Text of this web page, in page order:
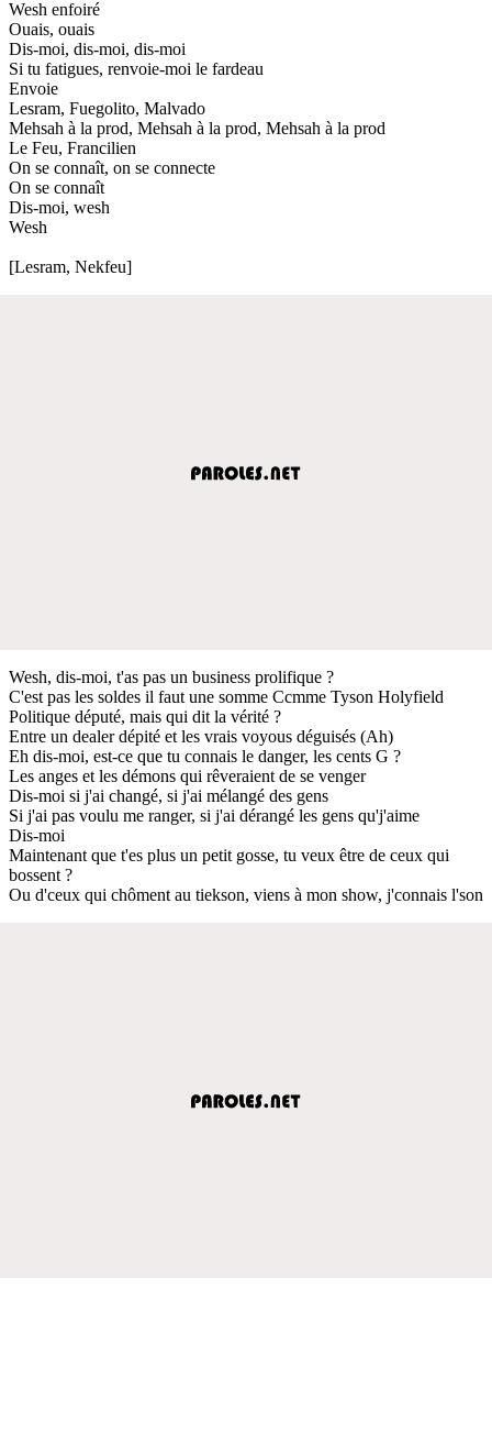
Wesh enfoiré
Ouais, ouais
Dis-moi, dis-moi, dis-moi
Si tu fatigues, renvoie-moi le fardeau
Envoie
Lesram, Fuegolito, Malvado
Mehsah à la prod, Mehsah à la prod, Mehsah à la prod
Le Feu, Francilien
On se connaît, on se connecte
On se connaît
Dis-moi, wesh
Wesh
[Lesram, Nekfeu]
Wesh, dis-moi, t'as pas un business prolifique ?
C'est pas les soldes il faut une somme Ccmme Tyson Holyfield
Politique député, mais qui dit la vérité ?
Entre un dealer dépité et les vrais voyous déguisés (Ah)
Eh dis-moi, est-ce que tu connais le danger, les cents G ?
Les anges et les démons qui rêveraient de se venger
Dis-moi si j'ai changé, si j'ai mélangé des gens
Si j'ai pas voulu me ranger, si j'ai dérangé les gens qu'j'aime
Dis-moi
Maintenant que t'es plus un petit gosse, tu veux être de ceux qui
bossent ?
Ou d'ceux qui chôment au tiekson, viens à mon show, j'connais l'son